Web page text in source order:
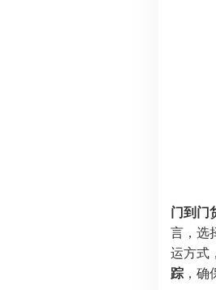
门到门
言，选
运方式
踪 ，